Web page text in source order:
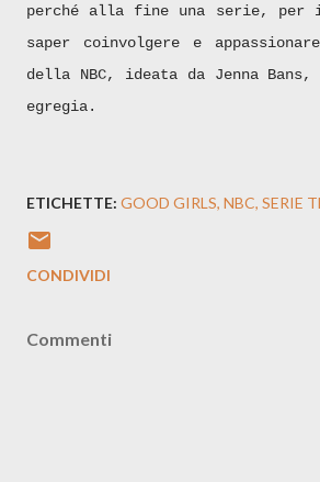
perché alla fine una serie, per
saper coinvolgere e
della NBC, ideata da Jenna
egregia.
ETICHETTE: GOOD GIRLS NBC SERIE
CONDIVIDI
Commenti